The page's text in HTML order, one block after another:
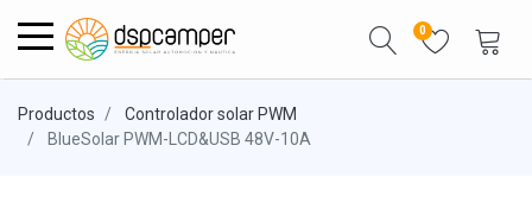
0
Productos
Controlador solar PWM
BlueSolar PWM-LCD&USB 48V-10A